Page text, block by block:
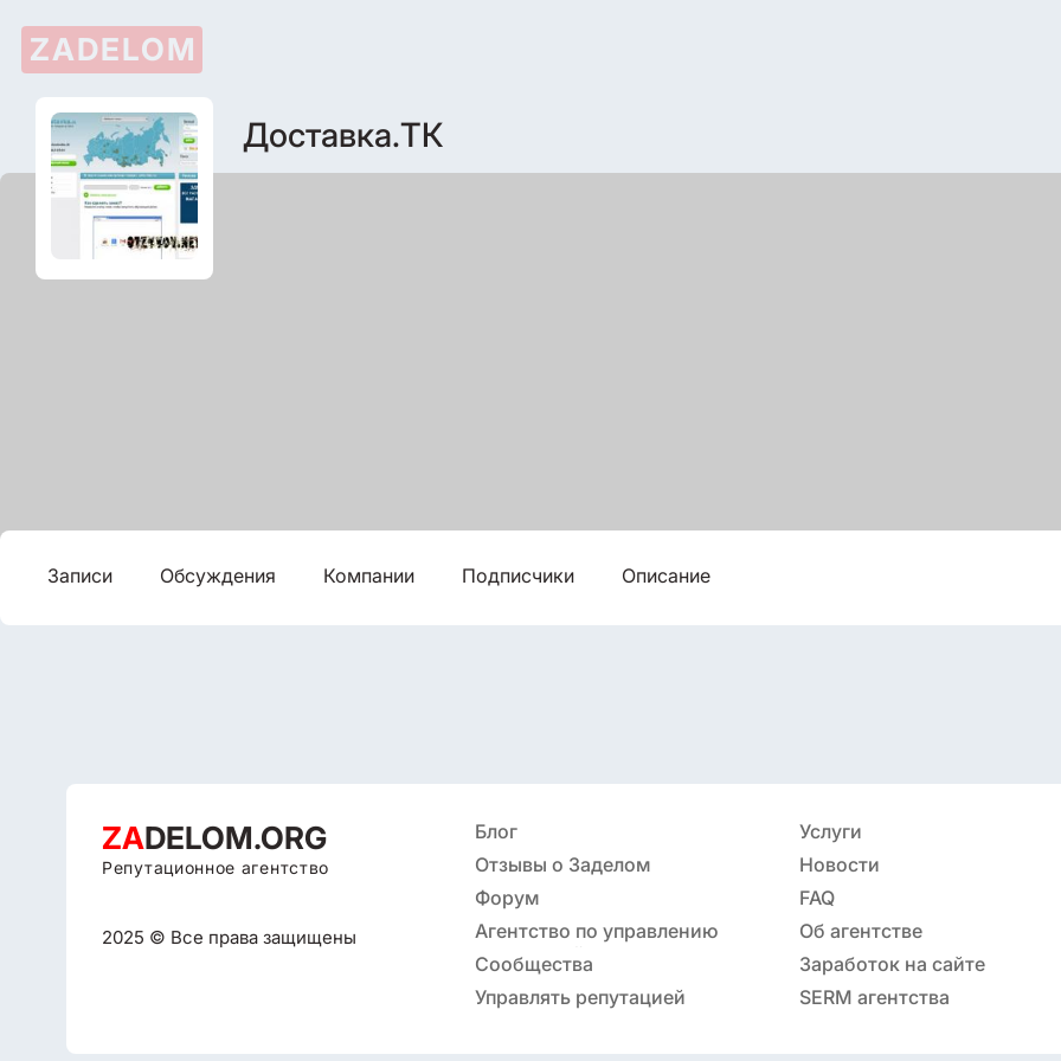
ZADELOM
Доставка.ТК
Записи Обсуждения Компании Подписчики Описание
ZADELOM.ORG
Репутационное агентство
2025 © Все права защищены
Блог Услуги
Отзывы о Заделом
Новости
Форум
FAQ
Агентство по управлению
репутацией
Об агентстве
Сообщества
Заработок на сайте
Управлять репутацией
SERM агентства